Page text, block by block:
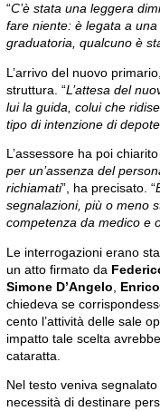
“C’è stata una leggera
fare niente: è legata a
graduatoria, qualcuno è
L’arrivo del nuovo
struttura. “L’attesa del
lui la guida, colui che
tipo di intenzione di
L’assessore ha poi
per un’assenza del
richiamati”, ha precisato. “
segnalazioni, più o meno
competenza da medico e
Le interrogazioni erano
un atto firmato da
Simone D’Angelo
chiedeva se
cento l’attività delle sale
impatto tale scelta
cataratta.
Nel testo veniva
necessità di destinare